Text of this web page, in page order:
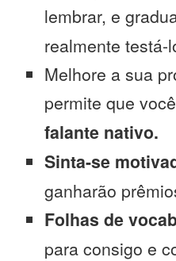
lembrar, e
realmente testá-
Melhore a sua
permite que você
falante nativo.
Sinta-se
ganharão
Folhas de
para consigo e